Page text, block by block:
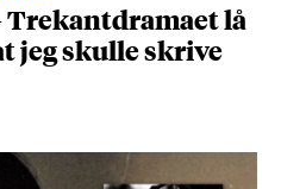
Trekantdramaet lå
jeg skulle skrive